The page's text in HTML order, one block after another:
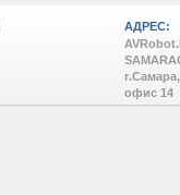
АДРЕС:
офис 14